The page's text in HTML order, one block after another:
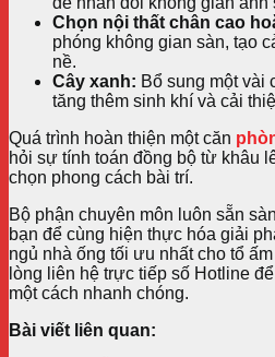
Chọn nội thất chân cao
phóng không gian sàn, tạo
nề.
Cây xanh: Bổ sung một vài
tăng thêm sinh khí và cải
Quá trình hoàn thiện một căn
hỏi sự tính toán đồng bộ từ khâu
chọn phong cách bài trí.
Bộ phận chuyên môn luôn sẵn
bạn để cùng hiện thực hóa giải
ngủ nhà ống tối ưu nhất cho tổ
lòng liên hệ trực tiếp số Hotline
một cách nhanh chóng.
Bài viết liên quan: